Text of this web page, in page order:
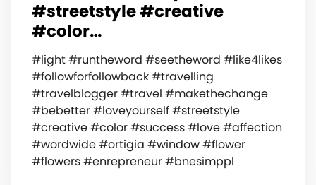
#streetstyle #creative
#color…
#light #runtheword #seetheword #like4likes
#followforfollowback #travelling
#travelblogger #travel #makethechange
#bebetter #loveyourself #streetstyle
#creative #color #success #love #affection
#wordwide #ortigia #window #flower
#flowers #enrepreneur #bnesimppl